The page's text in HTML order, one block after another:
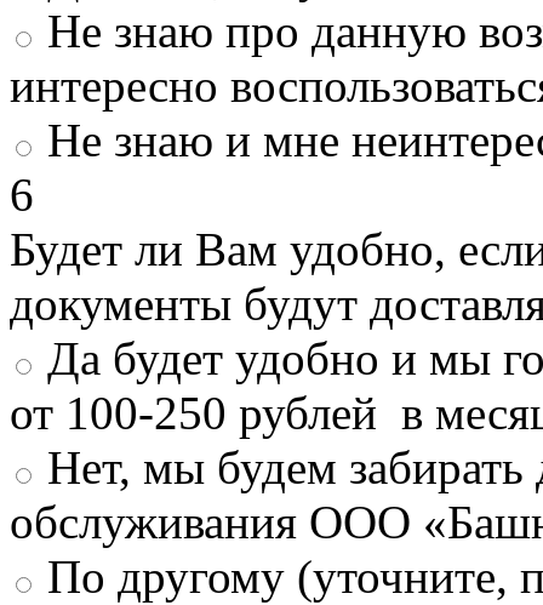
Не знаю про данную
интересно
Не знаю и мне
6
Будет ли Вам удобно,
документы будут
Да будет удобно и мы
от 100-250 рублей в
Нет, мы будем
обслуживания ООО
По другому (уточните,